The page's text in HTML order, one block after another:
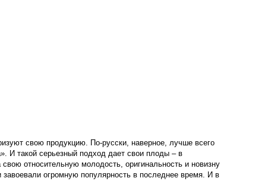
свою продукцию. По-русски, наверное, лучше всего
И такой серьезный подход дает свои плоды – в
относительную молодость, оригинальность и новизну
огромную популярность в последнее время. И в